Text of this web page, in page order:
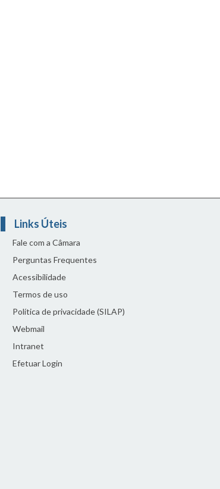
Links Úteis
Fale com a Câmara
Perguntas Frequentes
Acessibilidade
Termos de uso
Política de privacidade (SILAP)
Webmail
Intranet
Efetuar Login